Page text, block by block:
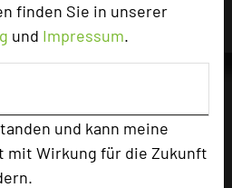
finden Sie in unserer
und Impressum.
und kann meine
mit Wirkung für die Zukunft